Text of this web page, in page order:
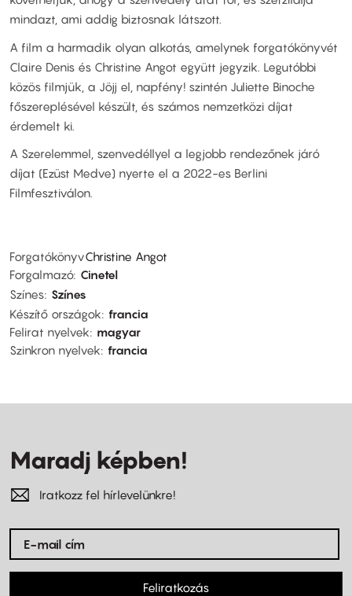
mindazt, ami addig biztosnak látszott.
A film a harmadik olyan alkotás, amelynek forgatókönyvét
Claire Denis és Christine Angot együtt jegyzik. Legutóbbi
közös filmjük, a Jöjj el, napfény! szintén Juliette Binoche
főszereplésével készült, és számos nemzetközi díjat
érdemelt ki.
A Szerelemmel, szenvedéllyel a legjobb rendezőnek járó
díjat (Ezüst Medve) nyerte el a 2022-es Berlini
Filmfesztiválon.
ForgatókönyvChristine Angot
Forgalmazó Cinetel
Színes Színes
Készítő országok francia
Felirat nyelvek
magyar
Szinkron nyelvek francia
Maradj képben!
Iratkozz fel hírlevelünkre!
Feliratkozás